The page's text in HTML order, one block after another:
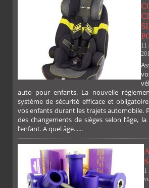
TWITTERGOOGLEPINTEREST
11
auto pour enfants. La nouvelle
système de sécurité efficace et
vos enfants durant les trajets automobile.
des changements de sièges selon l’âge,
l’enfant. A quel âge......
1